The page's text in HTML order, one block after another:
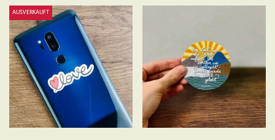
Varianten
auf.
Die
Optionen
können
auf
der
Produktseite
AUSVERKAUFT